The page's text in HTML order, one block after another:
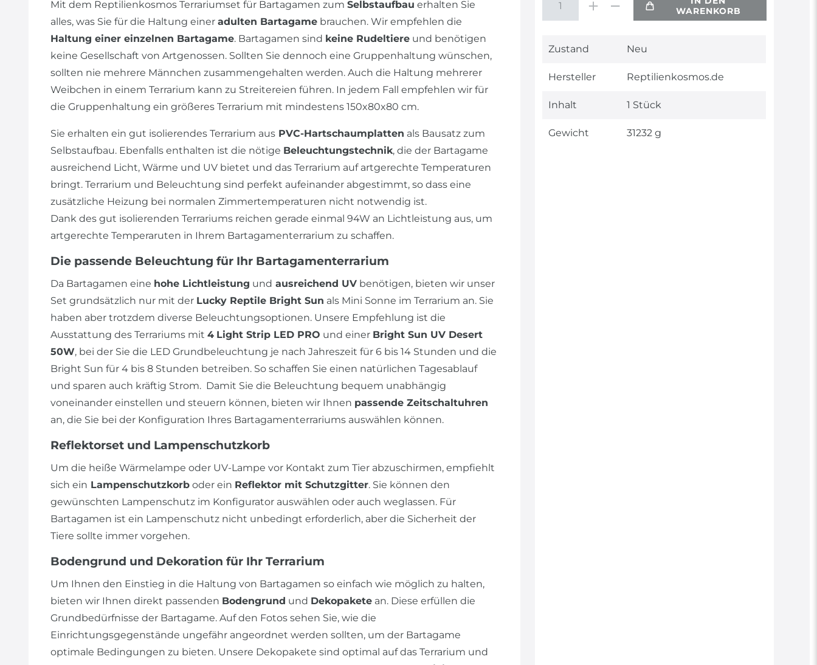
Mit dem Reptilienkosmos Terrariumset für Bartagamen zum Selbstaufbau erhalten Sie
alles, was Sie für die Haltung einer adulten Bartagame brauchen. Wir empfehlen die
Haltung einer einzelnen Bartagame. Bartagamen sind keine Rudeltiere und benötigen
keine Gesellschaft von Artgenossen. Sollten Sie dennoch eine Gruppenhaltung wünschen,
sollten nie mehrere Männchen zusammengehalten werden. Auch die Haltung mehrerer
Weibchen in einem Terrarium kann zu Streitereien führen. In jedem Fall empfehlen wir für
die Gruppenhaltung ein größeres Terrarium mit mindestens 150x80x80 cm.
Sie erhalten ein gut isolierendes Terrarium aus PVC-Hartschaumplatten als Bausatz zum
Selbstaufbau. Ebenfalls enthalten ist die nötige Beleuchtungstechnik, die der Bartagame
ausreichend Licht, Wärme und UV bietet und das Terrarium auf artgerechte Temperaturen
bringt. Terrarium und Beleuchtung sind perfekt aufeinander abgestimmt, so dass eine
zusätzliche Heizung bei normalen Zimmertemperaturen nicht notwendig ist.
Dank des gut isolierenden Terrariums reichen gerade einmal 94W an Lichtleistung aus, um
artgerechte Temperaruten in Ihrem Bartagamenterrarium zu schaffen.
Die passende Beleuchtung für Ihr Bartagamenterrarium
Da Bartagamen eine hohe Lichtleistung und ausreichend UV benötigen, bieten wir unser
Set grundsätzlich nur mit der Lucky Reptile Bright Sun als Mini Sonne im Terrarium an. Sie
haben aber trotzdem diverse Beleuchtungsoptionen. Unsere Empfehlung ist die
Ausstattung des Terrariums mit 4 Light Strip LED PRO und einer Bright Sun UV Desert
50W, bei der Sie die LED Grundbeleuchtung je nach Jahreszeit für 6 bis 14 Stunden und die
Bright Sun für 4 bis 8 Stunden betreiben. So schaffen Sie einen natürlichen Tagesablauf
und sparen auch kräftig Strom. Damit Sie die Beleuchtung bequem unabhängig
voneinander einstellen und steuern können, bieten wir Ihnen passende Zeitschaltuhren
an, die Sie bei der Konfiguration Ihres Bartagamenterrariums auswählen können.
Reflektorset und Lampenschutzkorb
Um die heiße Wärmelampe oder UV-Lampe vor Kontakt zum Tier abzuschirmen, empfiehlt
sich ein Lampenschutzkorb oder ein Reflektor mit Schutzgitter. Sie können den
gewünschten Lampenschutz im Konfigurator auswählen oder auch weglassen. Für
Bartagamen ist ein Lampenschutz nicht unbedingt erforderlich, aber die Sicherheit der
Tiere sollte immer vorgehen.
Bodengrund und Dekoration für Ihr Terrarium
Um Ihnen den Einstieg in die Haltung von Bartagamen so einfach wie möglich zu halten,
bieten wir Ihnen direkt passenden Bodengrund und Dekopakete an. Diese erfüllen die
Grundbedürfnisse der Bartagame. Auf den Fotos sehen Sie, wie die
Einrichtungsgegenstände ungefähr angeordnet werden sollten, um der Bartagame
optimale Bedingungen zu bieten. Unsere Dekopakete sind optimal auf das Terrarium und
WARENKORB
Technisches
Wert
Zustand Neu
Hersteller Reptilienkosmos.de
Inhalt 1 Stück
Gewicht 31232 g